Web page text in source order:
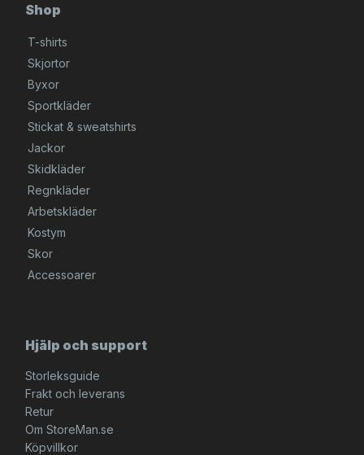
Shop
T-shirts
Skjortor
Byxor
Sportkläder
Stickat & sweatshirts
Jackor
Skidkläder
Regnkläder
Arbetskläder
Kostym
Skor
Accessoarer
Hjälp och support
Storleksguide
Frakt och leverans
Retur
Om StoreMan.se
Köpvillkor